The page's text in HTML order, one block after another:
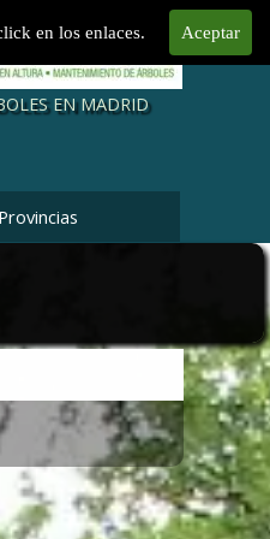
en los enlaces. Aceptar
EN MADRID
Provincias